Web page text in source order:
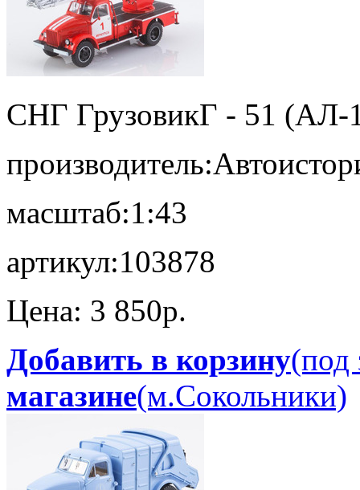
СНГ ГрузовикГ - 51 (АЛ-
производитель:
масштаб:1:43
артикул:103878
Цена: 3 850p.
Добавить в корзину(под
магазине(м.Сокольники)